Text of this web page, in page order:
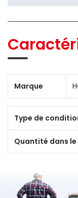
Marque
Type de
Quantité dans